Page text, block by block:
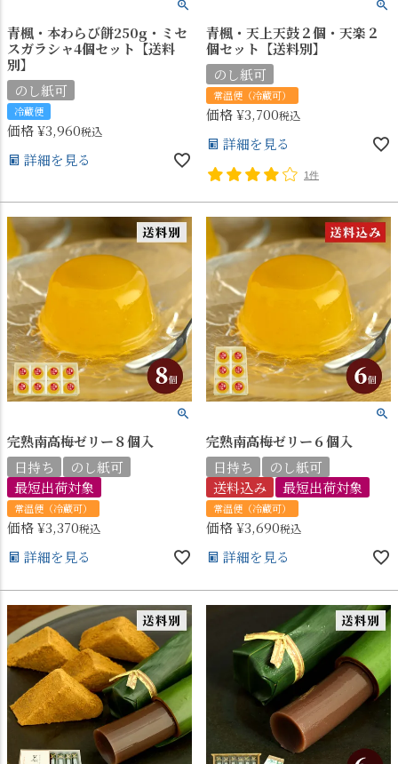
青楓・本わらび餅250g・ミセ
スガラシャ4個セット【送料
別】
のし紙可
冷蔵便
価格¥3,960税込
詳細を見る
青楓・天上天鼓２個・天楽２
個セット【送料別】
のし紙可
常温便（冷蔵可）
価格¥3,700税込
詳細を見る
1件
完熟南高梅ゼリー８個入
日持ち
のし紙可
最短出荷対象
常温便（冷蔵可）
価格¥3,370税込
詳細を見る
完熟南高梅ゼリー６個入
日持ち
のし紙可
送料込み
最短出荷対象
常温便（冷蔵可）
価格¥3,690税込
詳細を見る